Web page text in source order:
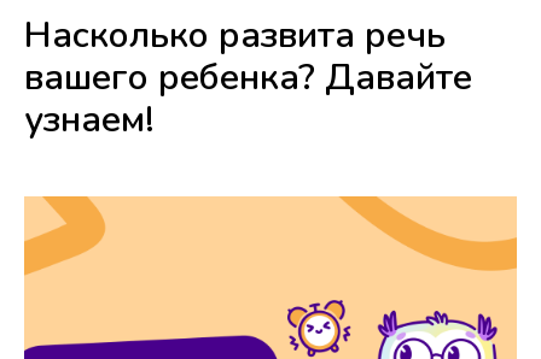
Насколько развита речь
вашего ребенка? Давайте
узнаем!